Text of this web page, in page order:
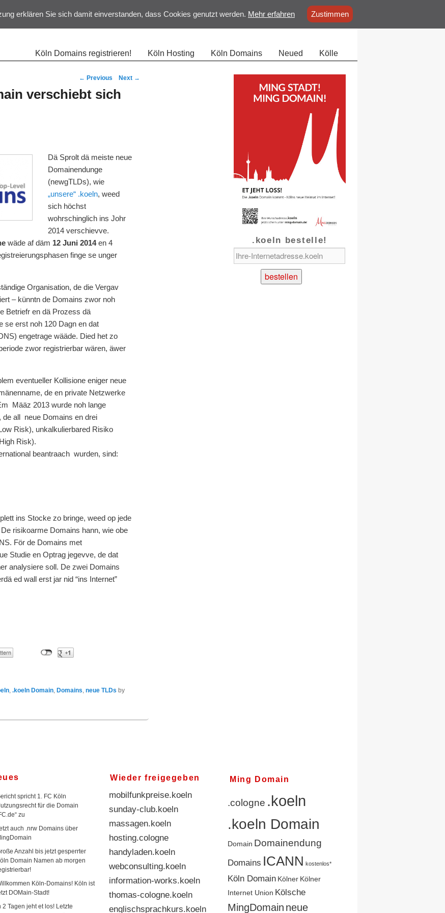
Folgen Sie uns auf:
Köln Domains registrieren! Köln Hosting Köln Domains Neued Kölle
Post navigation
← Previous Next →
verschiebt sich
Dä Sprolt dä meiste neue
Domainendunge
(newgTLDs), wie
„unsere“ .koeln, weed
sich höchst
wohrschinglich ins Johr
2014 verschievve.
wäde af däm 12 Juni 2014en 4
finge se unger
Organisation, de die Vergav
– künntn de Domains zwor noh
Betriefr en dä Prozess dä
se erst noh 120 Dagn en dat
engetrage wääde. Died het zo
zwor registrierbar wären, äwer
eventueller Kollisione eniger neue
de en private Netzwerke
Määz 2013 wurde noh lange
de all neue Domains en drei
Risk), unkalkulierbared Risiko
Risk).
beantraach wurden, sind:
ins Stocke zo bringe, weed op jede
risikoarme Domains hann, wie obe
För de Domains met
Studie en Optrag jegevve, de dat
analysiere soll. De zwei Domains
ed wall erst jar nid “ins Internet”
, .koeln Domain, Domains, neue TLDs by
.koeln bestelle!
spricht 1. FC Köln
für die Domain
zu
auch .nrw Domains über
Anzahl bis jetzt gesperrter
Domain Namen ab morgen
Köln-Domains! Köln ist
DOMain-Stadt!
2 Tagen jeht et los! Letzte
Wieder freigegeben
nachts-in.koeln
mobilfunkpreise.koeln
sunday-club.koeln
massagen.koeln
hosting.cologne
handyladen.koeln
webconsulting.koeln
information-works.koeln
thomas-cologne.koeln
Ming Domain
.cologne .koeln
.koeln Domain
Domain Domainendung
Domains ICANN kostenlos*
Köln Domain Kölner Kölner
Internet Union Kölsche
MingDomain neue
erklären Sie sich damit einverstanden, dass Cookies genutzt werden. Mehr erfahren Zustimmen